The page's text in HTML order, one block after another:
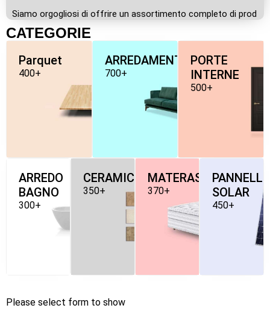
Siamo orgogliosi di offrire un assortimento completo di prod
CATEGORIE
Parquet
400+
ARREDAMENTO
700+
PORTE
INTERNE
500+
ARREDO
BAGNO
300+
CERAMICHE
350+
MATERASSI
370+
PANNELLI-
SOLAR
450+
Please select form to show